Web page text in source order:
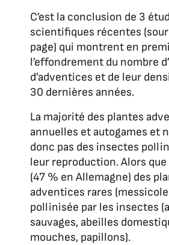
C’est la conclusion de 3
scientifiques récentes
page) qui montrent en
l’effondrement du nombre
d’adventices et de leur
30 dernières années.
La majorité des plantes
annuelles et autogames et
donc pas des insectes
leur reproduction. Alors
(47 % en Allemagne) des
adventices rares
pollinisée par les insectes
sauvages, abeilles
mouches, papillons).